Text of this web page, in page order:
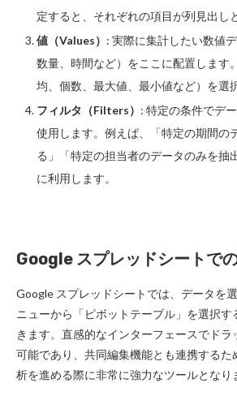
定すると、それぞれの項目が列見出し
値（Values） : 実際に集計したい数値
数量、時間など）をここに配置します
均、個数、最大値、最小値など）を選
フィルタ（Filters） : 特定の条件でデ
使用します。例えば、「特定の期間の
る」「特定の担当者のデータのみを抽
に利用します。
Google スプレッドシートで
Google スプレッドシートでは、データを
ニューから「ピボットテーブル」を選択
きます。直感的なインターフェースでド
可能であり、共同編集機能とも連携するた
析を進める際に非常に強力なツールとなり